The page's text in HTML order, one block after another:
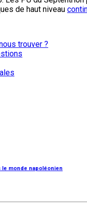
de haut niveau
trouver ?
monde napoléonien